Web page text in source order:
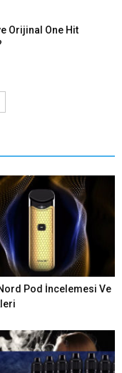
Orijinal One Hit
Pod İncelemesi Ve